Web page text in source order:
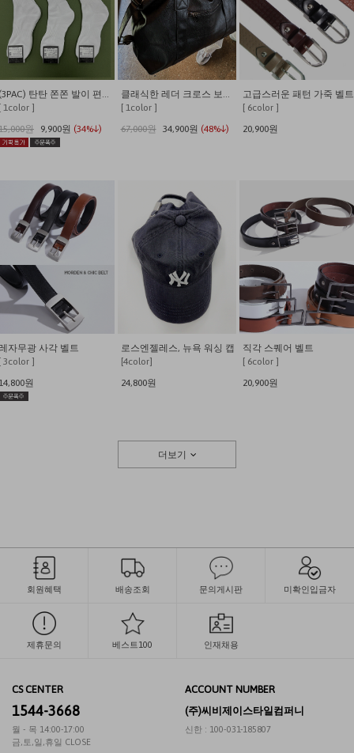
(3PAC) 탄탄 쫀쫀 발이 편안한 쿠셔닝 사계절 데일리양말
1color ]
원
9,900원 (34%↓)
클래식한 레더 크로스 보스턴백
[ 1color ]
67,000원
34,900원 (48%↓)
고급스러운 패턴 가죽 벨트
[ 6color ]
20,900원
자무광 사각 벨트
3color ]
원
로스엔젤레스, 뉴욕 워싱 캡
[4color]
24,800원
직각 스퀘어 벨트
[ 6color ]
20,900원
더보기
회원혜택 배송조회 문의게시판 미확인입금자
제휴문의 베스트100 인재채용
CS CENTER
1544-3668
월 - 목 14:00-17:00
금,토,일,휴일 CLOSE
ACCOUNT NUMBER
(주)씨비제이스타일컴퍼니
신한 : 100-031-185807